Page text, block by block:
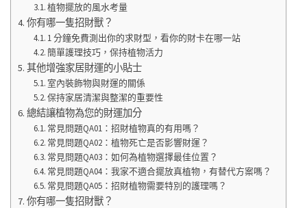
植物擺放的風水考量
你有哪一隻招財獸？
1 分鐘免費測出你的求財型，看你的財卡在哪一站
簡單護理技巧，保持植物活力
其他增強家居財運的小貼士
室內裝飾物與財運的關係
保持家居清潔與整潔的重要性
總結讓植物為您的財運加分
常見問題QA01：招財植物真的有用嗎？
常見問題QA02：植物死亡是否影響財運？
常見問題QA03：如何為植物選擇最佳位置？
常見問題QA04：我家不適合擺放真植物，有替代方案嗎？
常見問題QA05：招財植物需要特別的護理嗎？
你有哪一隻招財獸？